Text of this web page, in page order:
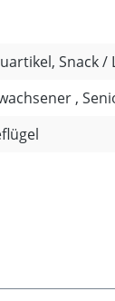
Snack /
,